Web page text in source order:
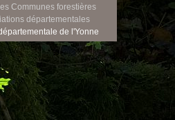
Communes forestières
départementales
de l'Yonne